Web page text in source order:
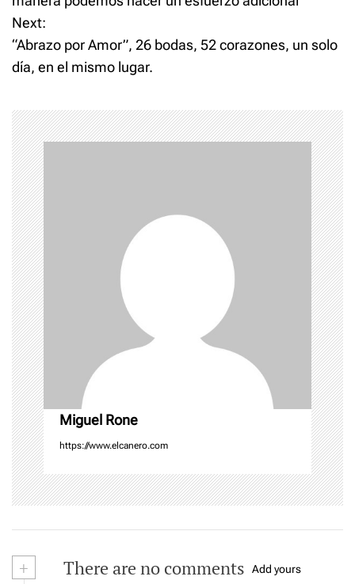
s
t
a
v
i
g
a
t
i
o
n
Next:
“Abrazo por Amor”, 26 bodas, 52 corazones, un solo
día, en el mismo lugar.
Miguel Rone
https://www.elcanero.com
+ There are no comments Add yours